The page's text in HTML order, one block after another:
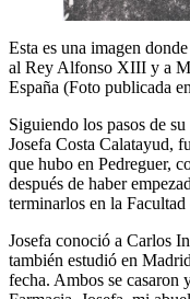
Esta es una imagen
al Rey Alfonso XIII y a
España (Foto publicada
Siguiendo los pasos de
Josefa Costa Calatayud,
que hubo en Pedreguer,
después de haber
terminarlos en la
Josefa conoció a Carlos
también estudió en
fecha. Ambos se casaron